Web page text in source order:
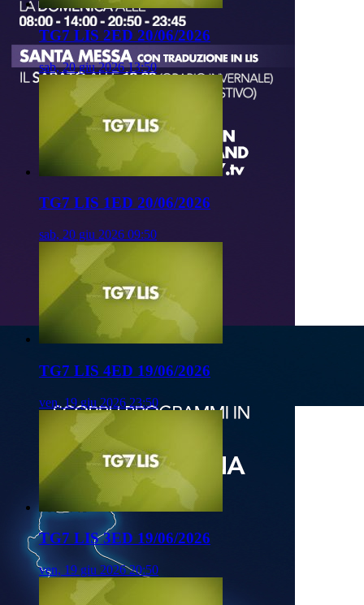
TG7 LIS 2ED 20/06/2026
sab, 20 giu 2026 13:50
TG7 LIS 1ED 20/06/2026
sab, 20 giu 2026 09:50
TG7 LIS 4ED 19/06/2026
ven, 19 giu 2026 23:50
TG7 LIS 3ED 19/06/2026
ven, 19 giu 2026 20:50